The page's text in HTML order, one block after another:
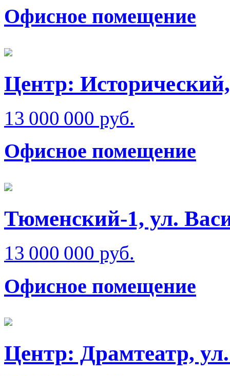
Офисное помещение
Центр:
13 000 000 руб.
Офисное помещение
Тюменский-1, ул.
13 000 000 руб.
Офисное помещение
Центр: Драмтеатр,